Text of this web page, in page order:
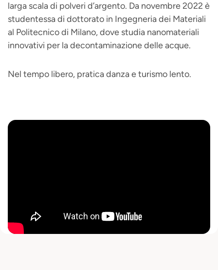
larga scala di polveri d’argento. Da novembre 2022 è
studentessa di dottorato in Ingegneria dei Materiali
al Politecnico di Milano, dove studia nanomateriali
innovativi per la decontaminazione delle acque.
Nel tempo libero, pratica danza e turismo lento.